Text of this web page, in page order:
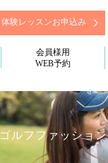
体験レッスンお申込み
会員様用
WEB予約
ゴルフファッション